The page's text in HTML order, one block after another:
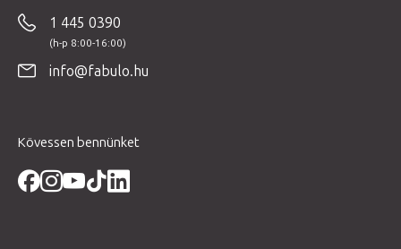
1 445 0390
info@fabulo.hu
Kövessen bennünket